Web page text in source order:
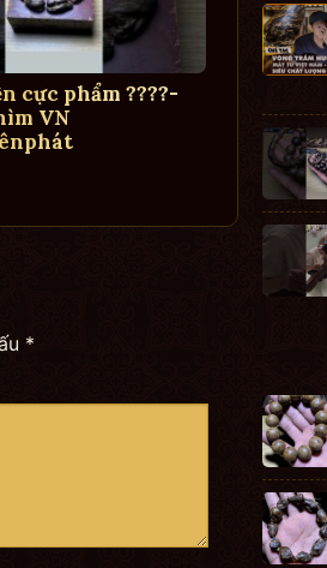
cực phẩm ????-
VN
*